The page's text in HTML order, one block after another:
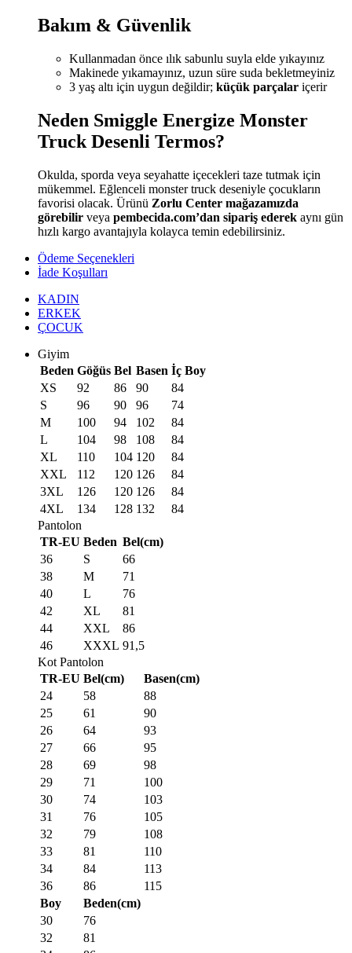
Bakım & Güvenlik
Kullanmadan önce ılık sabunlu suyla elde yıkayınız
Makinede yıkamayınız, uzun süre suda bekletmeyiniz
3 yaş altı için uygun değildir; küçük parçalar içerir
Neden Smiggle Energize Monster
Truck Desenli Termos?
Okulda, sporda veya seyahatte içecekleri taze tutmak için
mükemmel. Eğlenceli monster truck deseniyle çocukların
favorisi olacak. Ürünü Zorlu Center mağazamızda
görebilir veya pembecida.com’dan sipariş ederek aynı gün
hızlı kargo avantajıyla kolayca temin edebilirsiniz.
Ödeme Seçenekleri
İade Koşulları
KADIN
ERKEK
ÇOCUK
Giyim
Beden Göğüs Bel Basen İç Boy
XS
92 86 90
84
S
96 90 96
74
M
100 94 102
84
L
104 98 108
84
XL
110 104 120
84
XXL
112 120 126
84
3XL
126 120 126
84
4XL
134 128 132
84
Pantolon
TR-EU Beden Bel(cm)
36
S
66
38
M
71
40
L
76
42
XL
81
44
XXL
86
46
XXXL 91,5
Kot Pantolon
TR-EU Bel(cm)
Basen(cm)
24
58
88
25
61
90
26
64
93
27
66
95
28
69
98
29
71
100
30
74
103
31
76
105
32
79
108
33
81
110
34
84
113
36
86
115
Boy
Beden(cm)
30
76
32
81